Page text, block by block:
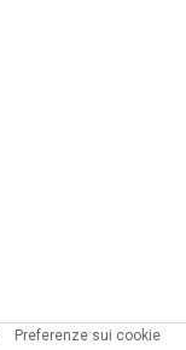
Preferenze sui cookie